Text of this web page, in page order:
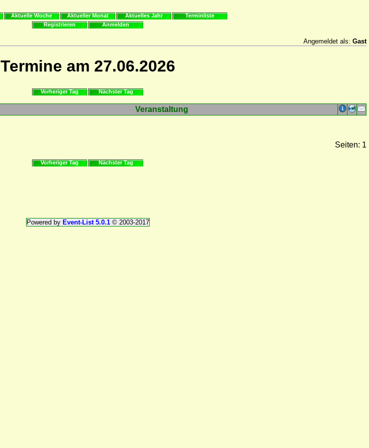
Aktuelle Woche Aktueller Monat Aktuelles Jahr
Terminliste
Registrieren
Anmelden
Angemeldet als: Gast
Termine am 27.06.2026
Vorheriger Tag Nächster Tag
Veranstaltung
Seiten: 1
Vorheriger Tag Nächster Tag
Powered by Event-List 5.0.1© 2003-2017